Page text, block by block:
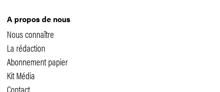
A propos de nous
Nous connaître
La rédaction
Abonnement papier
Kit Média
Contact